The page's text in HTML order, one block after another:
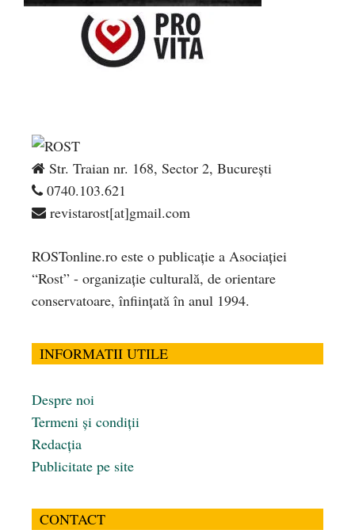
Str. Traian nr. 168, Sector 2, București
0740.103.621
revistarost[at]gmail.com
ROSTonline.ro este o publicaţie a Asociaţiei
“Rost” - organizaţie culturală, de orientare
conservatoare, înfiinţată în anul 1994.
INFORMATII UTILE
Despre noi
Termeni și condiții
Redacția
Publicitate pe site
CONTACT